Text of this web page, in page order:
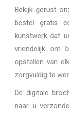
Bekijk gerust
bestel gratis
kunstwerk dat
vriendelijk om
opstellen van
zorgvuldig te
De digitale
naar u